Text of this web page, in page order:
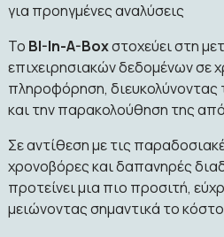
για προηγμένες αναλύσεις
Το BI-In-A-Boxστοχεύει στη
επιχειρησιακών δεδομένων σε
πληροφόρηση,
και την παρακολούθηση της
Σε αντίθεση με τις
χρονοβόρες και δαπανηρές
προτείνει μια πιο προσιτή,
μειώνοντας σημαντικά το